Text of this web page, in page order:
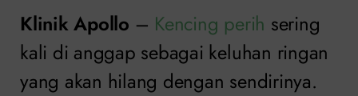
Klinik Apollo – Kencing perih sering
kali di anggap sebagai keluhan ringan
yang akan hilang dengan sendirinya.